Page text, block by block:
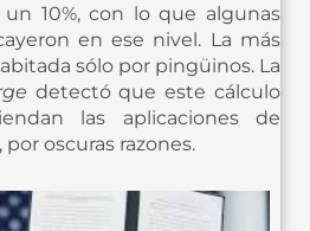
10%, con lo que algunas
en ese nivel. La más
sólo por pingüinos. La
detectó que este cálculo
las aplicaciones de
oscuras razones.